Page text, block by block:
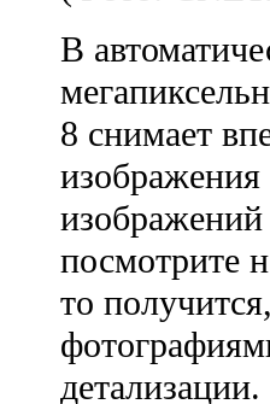
В
8 снимает
посмотрите
то